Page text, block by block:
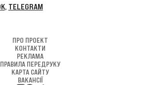
ПРО ПРОЕКТ
КОНТАКТИ
РЕКЛАМА
ПРАВИЛА ПЕРЕДРУКУ
КАРТА САЙТУ
ВАКАНСІЇ